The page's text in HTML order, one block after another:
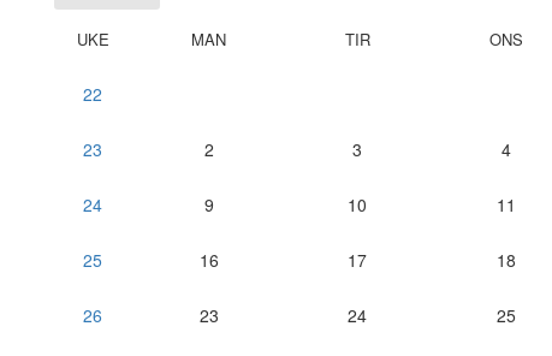
UKE MAN TIR ONS
22
23 2 3 4
24 9 10 11
25 16 17 18
26 23 24 25